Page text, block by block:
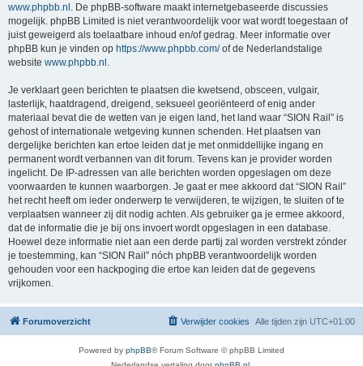
www.phpbb.nl . De phpBB-software maakt internetgebaseerde discussies
mogelijk. phpBB Limited is niet verantwoordelijk voor wat wordt toegestaan of
juist geweigerd als toelaatbare inhoud en/of gedrag. Meer informatie over
phpBB kun je vinden op https://www.phpbb.com/of de Nederlandstalige
website www.phpbb.nl
Je verklaart geen berichten te plaatsen die kwetsend, obsceen, vulgair,
lasterlijk, haatdragend, dreigend, seksueel georiënteerd of enig ander
materiaal bevat die de wetten van je eigen land, het land waar “SION Rail” is
gehost of internationale wetgeving kunnen schenden. Het plaatsen van
dergelijke berichten kan ertoe leiden dat je met onmiddellijke ingang en
permanent wordt verbannen van dit forum. Tevens kan je provider worden
ingelicht. De IP-adressen van alle berichten worden opgeslagen om deze
voorwaarden te kunnen waarborgen. Je gaat er mee akkoord dat “SION Rail”
het recht heeft om ieder onderwerp te verwijderen, te wijzigen, te sluiten of te
verplaatsen wanneer zij dit nodig achten. Als gebruiker ga je ermee akkoord,
dat de informatie die je bij ons invoert wordt opgeslagen in een database.
Hoewel deze informatie niet aan een derde partij zal worden verstrekt zónder
je toestemming, kan “SION Rail” nóch phpBB verantwoordelijk worden
gehouden voor een hackpoging die ertoe kan leiden dat de gegevens
vrijkomen.
Forumoverzicht Alle tijden zijn UTC+01:00
Verwijder cookies
Powered by phpBB® Forum Software © phpBB Limited